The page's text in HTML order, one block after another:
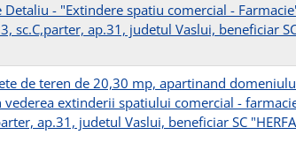
- "Extindere spatiu comercial -
ap.31, judetul Vaslui, beneficiar
de teren de 20,30 mp, apartinand
extinderii spatiului comercial -
ap.31, judetul Vaslui, beneficiar SC